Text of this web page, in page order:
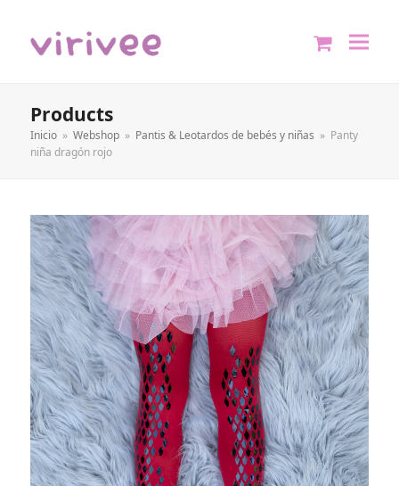
Products
Inicio » Webshop » Pantis & Leotardos de bebés y niñas » Panty
niña dragón rojo